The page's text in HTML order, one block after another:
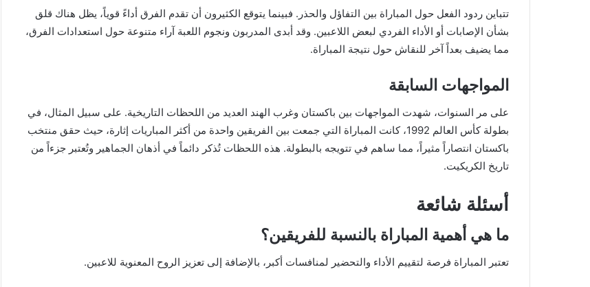
تتباين ردود الفعل حول المباراة بين التفاؤل والحذر. فبينما يتوقع الكثيرون أن تقدم الفرق أداءً قوياً، يظل هناك قلق
بشأن الإصابات أو الأداء الفردي لبعض اللاعبين. وقد أبدى المدربون ونجوم اللعبة آراء متنوعة حول استعدادات الفرق،
مما يضيف بعداً آخر للنقاش حول نتيجة المباراة.
المواجهات السابقة
على مر السنوات، شهدت المواجهات بين باكستان وغرب الهند العديد من اللحظات التاريخية. على سبيل المثال، في
بطولة كأس العالم 1992، كانت المباراة التي جمعت بين الفريقين واحدة من أكثر المباريات إثارة، حيث حقق منتخب
باكستان انتصاراً مثيراً، مما ساهم في تتويجه بالبطولة. هذه اللحظات تُذكر دائماً في أذهان الجماهير وتُعتبر جزءاً من
تاريخ الكريكيت.
أسئلة شائعة
ما هي أهمية المباراة بالنسبة للفريقين؟
تعتبر المباراة فرصة لتقييم الأداء والتحضير لمنافسات أكبر، بالإضافة إلى تعزيز الروح المعنوية للاعبين.